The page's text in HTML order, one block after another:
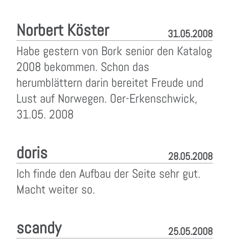
Norbert Köster 31.05.2008
Habe gestern von Bork senior den Katalog
2008 bekommen. Schon das
herumblättern darin bereitet Freude und
Lust auf Norwegen. Oer-Erkenschwick,
31.05. 2008
doris 28.05.2008
Ich finde den Aufbau der Seite sehr gut.
Macht weiter so.
scandy 25.05.2008